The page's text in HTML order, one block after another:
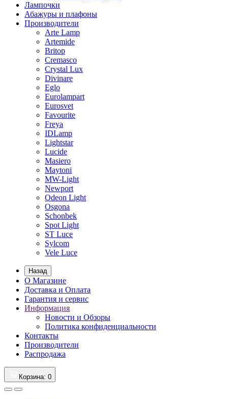
Лампочки
Абажуры и плафоны
Производители
Arte Lamp
Artemide
Britop
Cremasco
Crystal Lux
Divinare
Eglo
Eurolampart
Eurosvet
Favourite
Freya
IDLamp
Lightstar
Lucide
Masiero
Maytoni
MW-Light
Newport
Odeon Light
Osgona
Schonbek
Spot Light
ST Luce
Sylcom
Vele Luce
Назад
О Магазине
Доставка и Оплата
Гарантия и сервис
Информация
Новости и Обзоры
Политика конфиденциальности
Контакты
Производители
Распродажа
Корзина: 0